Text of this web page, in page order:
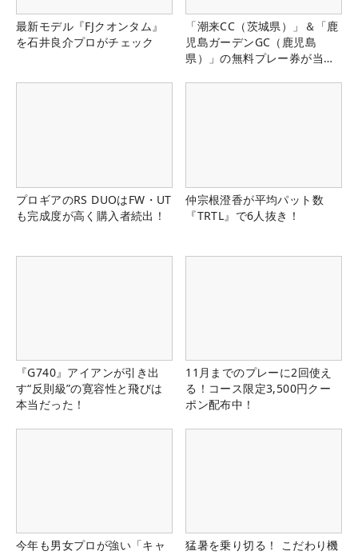
最新モデル『FJクオンタム』
を石井良介プロがチェック
「潮来CC（茨城県）」＆「鹿
児島ガーデンGC（鹿児島
県）」の無料プレー券が当た
プロギアのRS DUOはFW・UT
も完成度が高く購入者続出！
仲宗根澄香が平均パット数
『TRTL』で6人抜き！
『G740』アイアンが引き出
す“反則級”の寛容性と飛びは
本当だった！
11月までのプレーに2回使え
る！コース限定3,500円クー
ポン配布中！
今年も男女プロが強い「キャ
猛暑を乗り切る！ こだわり機